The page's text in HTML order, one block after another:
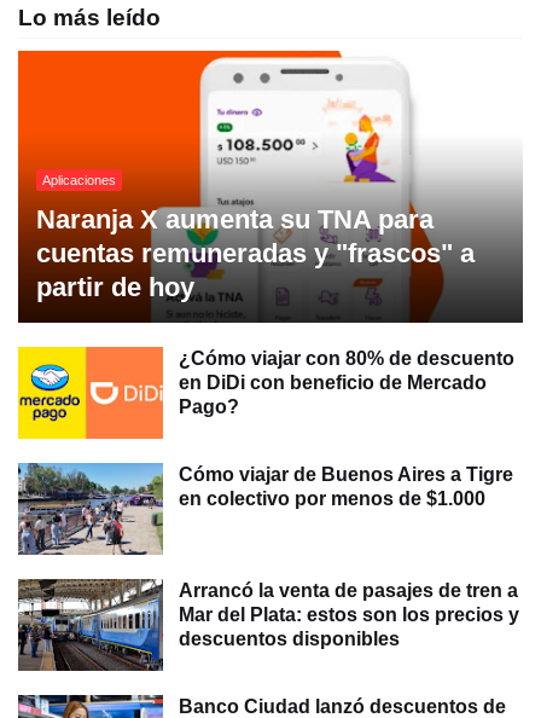
Lo más leído
Aplicaciones
Naranja X aumenta su TNA para
cuentas remuneradas y "frascos" a
partir de hoy
¿Cómo viajar con 80% de descuento
en DiDi con beneficio de Mercado
Pago?
Cómo viajar de Buenos Aires a Tigre
en colectivo por menos de $1.000
Arrancó la venta de pasajes de tren a
Mar del Plata: estos son los precios y
descuentos disponibles
Banco Ciudad lanzó descuentos de